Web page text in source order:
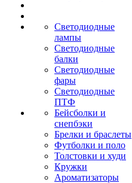
Светодиодные
лампы
Светодиодные
балки
Светодиодные
фары
Светодиодные
ПТФ
Бейсболки и
снепбэки
Брелки и браслеты
Футболки и поло
Толстовки и худи
Кружки
Ароматизаторы